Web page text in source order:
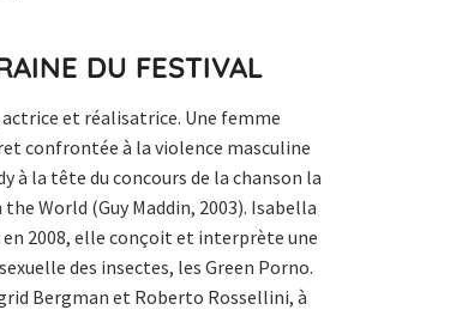
DU FESTIVAL
et réalisatrice. Une femme
confrontée à la violence masculine
à la tête du concours de la chanson la
World (Guy Maddin, 2003). Isabella
2008, elle conçoit et interprète une
des insectes, les Green Porno.
Bergman et Roberto Rossellini, à